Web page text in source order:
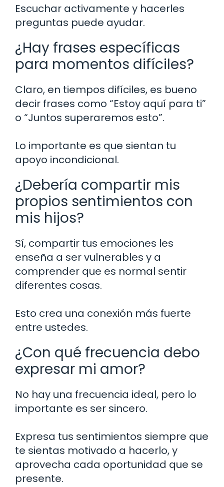
Escuchar activamente y hacerles
preguntas puede ayudar.
¿Hay frases específicas
para momentos difíciles?
Claro, en tiempos difíciles, es bueno
decir frases como “Estoy aquí para ti”
o “Juntos superaremos esto”.
Lo importante es que sientan tu
apoyo incondicional.
¿Debería compartir mis
propios sentimientos con
mis hijos?
Sí, compartir tus emociones les
enseña a ser vulnerables y a
comprender que es normal sentir
diferentes cosas.
Esto crea una conexión más fuerte
entre ustedes.
¿Con qué frecuencia debo
expresar mi amor?
No hay una frecuencia ideal, pero lo
importante es ser sincero.
Expresa tus sentimientos siempre que
te sientas motivado a hacerlo, y
aprovecha cada oportunidad que se
presente.